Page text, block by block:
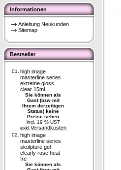
Informationen
Anleitung Neukunden
Sitemap
Bestseller
01.
high image
masterline series
extreme gloss
clear 15ml
Sie können als
Gast (bzw mit
Ihrem derzeitigen
Status) keine
Preise sehen
incl. 19 % UST
exkl. Versandkosten
02. high image
masterline series
skulpture gel
clearly rose heat
fre
Sie können als